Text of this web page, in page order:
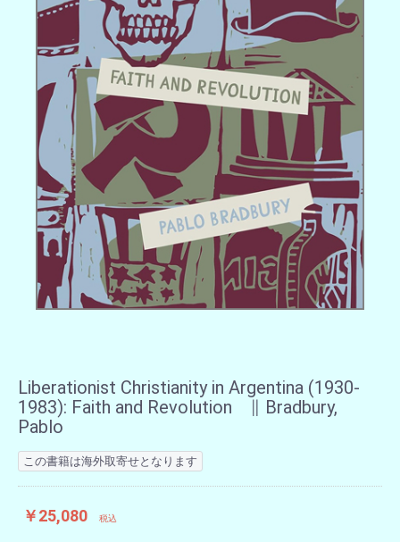
Liberationist Christianity in Argentina (1930-
1983): Faith and Revolution ∥ Bradbury,
Pablo
この書籍は海外取寄せとなります
￥25,080 税込